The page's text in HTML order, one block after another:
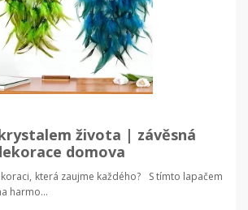
života | závěsná
domova
která zaujme každého? S tímto lapačem
harmo...